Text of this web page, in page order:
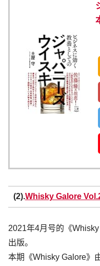
(2).Whisky Galore
2021年4月号的《
出版。
本期《Whisky Galore》